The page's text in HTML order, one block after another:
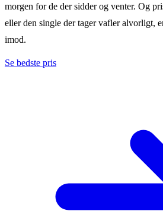
morgen for de der sidder og venter. Og
eller den single der tager vafler alvorligt,
imod.
Se bedste pris